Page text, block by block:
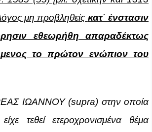
μη προβληθείς κατ΄ ένστασιν
εθεωρήθη απαραδέκτως
το πρώτον ενώπιον του
ΙΩΑΝΝΟΥ (supra) στην οποία
τεθεί ετεροχρονισμένα θέμα